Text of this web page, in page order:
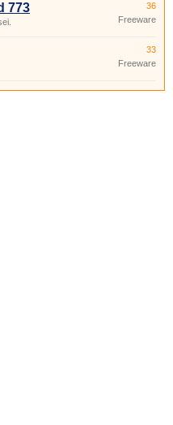
773
36
Freeware
33
Freeware